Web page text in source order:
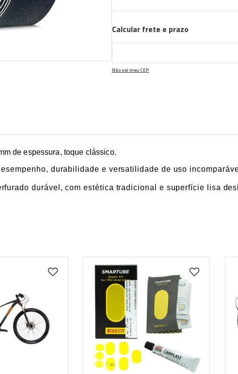
Calcular frete e prazo
Não sei meu CEP
de espessura, toque clássico.
durabilidade e versatilidade de uso
durável, com estética tradicional e superfície lisa